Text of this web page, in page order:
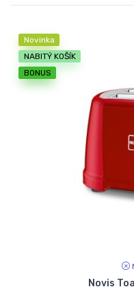
Novinka
NABITÝ KOŠÍK
BONUS
Novis